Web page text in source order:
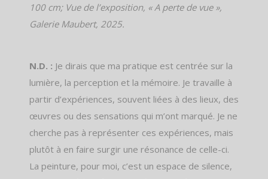
100 cm; Vue de l’exposition, « A perte de vue »,
Galerie Maubert, 2025.
N.D. : Je dirais que ma pratique est centrée sur la
lumière, la perception et la mémoire. Je travaille à
partir d’expériences, souvent liées à des lieux, des
œuvres ou des sensations qui m’ont marqué. Je ne
cherche pas à représenter ces expériences, mais
plutôt à en faire surgir une résonance de celle-ci.
La peinture, pour moi, c’est un espace de silence,